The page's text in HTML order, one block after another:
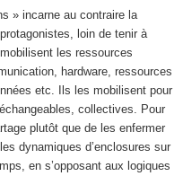
» incarne au contraire la
loin de tenir à
les ressources
hardware, ressources
etc. Ils les mobilisent pour
collectives. Pour
plutôt que de les enfermer
dynamiques d’enclosures sur
en s’opposant aux logiques